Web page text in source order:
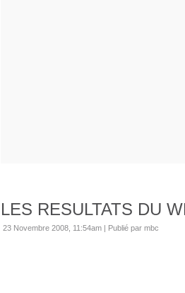
LES RESULTATS DU
23 Novembre 2008, 11:54am | Publié par mbc